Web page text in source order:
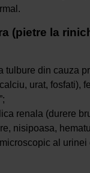
(pietre la
tulbure din cauza
urat, fosfati),
renala (durere
nisipoasa,
al